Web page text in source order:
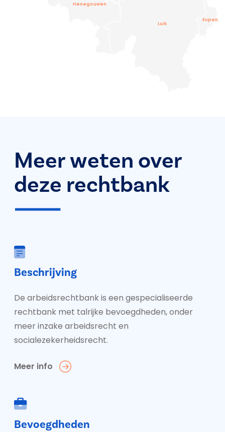
Henegouwen
Luik
Eupen
Meer weten over
deze rechtbank
Beschrijving
De arbeidsrechtbank is een gespecialiseerde
rechtbank met talrijke bevoegdheden, onder
meer inzake arbeidsrecht en
socialezekerheidsrecht.
Meer info
Bevoegdheden